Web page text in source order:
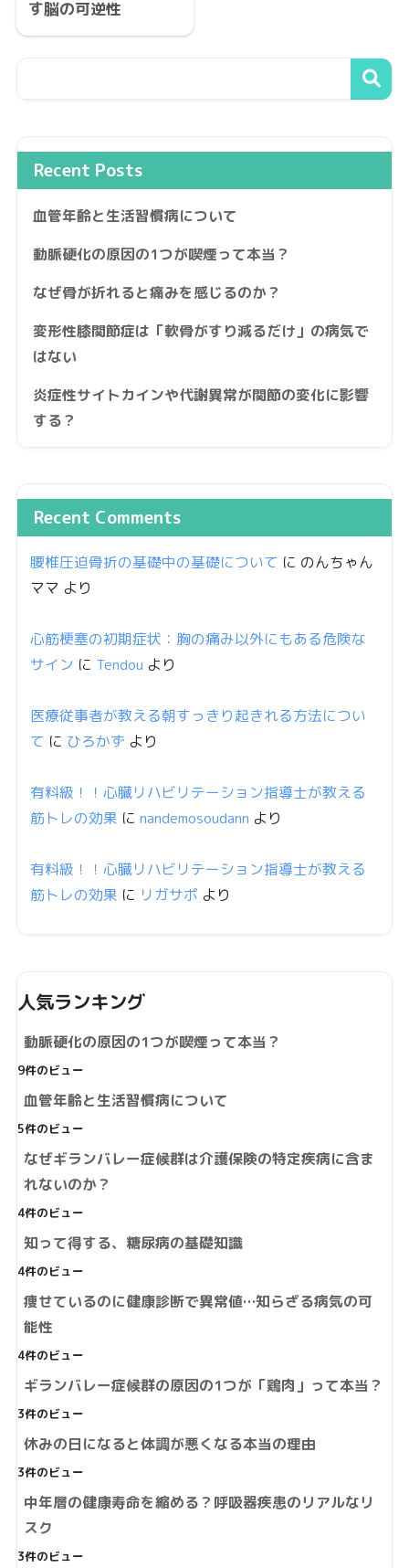
す脳の可逆性
Recent Posts
血管年齢と生活習慣病について
動脈硬化の原因の1つが喫煙って本当？
なぜ骨が折れると痛みを感じるのか？
変形性膝関節症は「軟骨がすり減るだけ」の病気で
はない
炎症性サイトカインや代謝異常が関節の変化に影響
する？
Recent Comments
腰椎圧迫骨折の基礎中の基礎について に のんちゃん
ママ より
心筋梗塞の初期症状：胸の痛み以外にもある危険な
サイン に Tendou より
医療従事者が教える朝すっきり起きれる方法につい
て に ひろかず より
有料級！！心臓リハビリテーション指導士が教える
筋トレの効果 に nandemosoudann より
有料級！！心臓リハビリテーション指導士が教える
筋トレの効果 に リガサポ より
人気ランキング
動脈硬化の原因の1つが喫煙って本当？
9件のビュー
血管年齢と生活習慣病について
5件のビュー
なぜギランバレー症候群は介護保険の特定疾病に含ま
れないのか？
4件のビュー
知って得する、糖尿病の基礎知識
4件のビュー
痩せているのに健康診断で異常値…知らざる病気の可
能性
4件のビュー
ギランバレー症候群の原因の1つが「鶏肉」って本当？
3件のビュー
休みの日になると体調が悪くなる本当の理由
3件のビュー
中年層の健康寿命を縮める？呼吸器疾患のリアルなリ
スク
3件のビュー